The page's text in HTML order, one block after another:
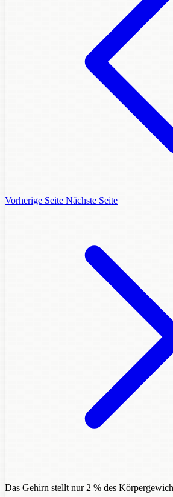
Vorherige Seite Nächste Seite
Das Gehirn stellt nur 2 % des